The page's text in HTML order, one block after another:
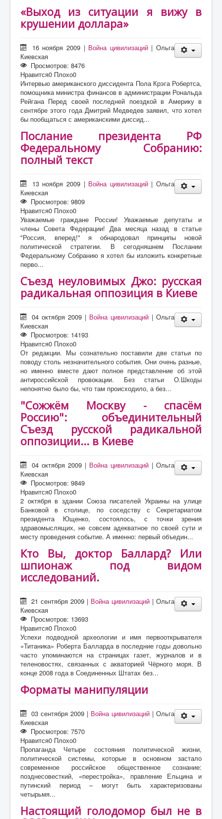
«Выход из ситуации я вижу в
крушении доллара»
16 ноября 2009 | Война цивилизаций | Ольга
Киевская
Просмотров: 8476
Нравится0 Плохо0
Интервью американского диссидента Пола Крэга Робертса,
помощника министра финансов в администрации Рональда
Рейгана Перед своей последней поездкой в Америку в
сентябре этого года Дмитрий Медведев заявил, что хотел
бы пообщаться с американскими диссид...
Послание президента РФ
Федеральному Собранию:
полный текст
13 ноября 2009 | Война цивилизаций | Ольга
Киевская
Просмотров: 9809
Нравится0 Плохо0
Уважаемые граждане России! Уважаемые депутаты и
члены Совета Федерации! Два месяца назад в статье
"Россия, вперед!" я обнародовал принципы новой
политической стратегии. В сегодняшнем Послании
Федеральному Собранию я хотел бы изложить конкретные
перво...
Съезд неуловимых Джо: русская
радикальная оппозиция в Киеве
04 октября 2009 | Война цивилизаций | Ольга
Киевская
Просмотров: 14193
Нравится0 Плохо0
От редакции. Мы сознательно поставили две статьи по
поводу столь незначительного события. Они очень разные,
но именно вместе дают полное представление об этой
антироссийской провокации. Без статьи О.Шкоды
непонятно было бы, что там происходило, а без...
"Сожжём Москву - спасём
Россию": объединительный
Съезд русской радикальной
оппозиции... в Киеве
04 октября 2009 | Война цивилизаций | Ольга
Киевская
Просмотров: 9849
Нравится0 Плохо0
2 октября в здании Союза писателей Украины на улице
Банковой в столице, по соседству с Секретариатом
президента Ющенко, состоялось, с точки зрения
здравомыслящих, не совсем адекватное по своей сути и
месту проведения событие. А именно: первый объедин...
Кто Вы, доктор Баллард? Или
шпионаж под видом
исследований.
21 сентября 2009 | Война цивилизаций | Ольга
Киевская
Просмотров: 13693
Нравится0 Плохо0
Успехи подводной археологии и имя первооткрывателя
«Титаника» Роберта Балларда в последние годы довольно
часто упоминаются на страницах газет, журналов и в
теленовостях, связанных с акваторией Чёрного моря. В
конце 2008 года в Соединенных Штатах без...
Форматы манипуляции
03 сентября 2009 | Война цивилизаций | Ольга
Киевская
Просмотров: 7570
Нравится0 Плохо0
Пропаганда Четыре состояния политической жизни,
политической системы, которые в основном застало
современное российское общественное сознание:
позднесовесткий, «перестройка», правление Ельцина и
путинский период – могут быть характеризованы
четырьмя...
Настоящий голодомор был не в